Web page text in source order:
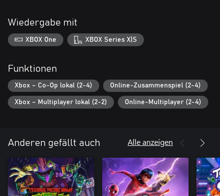
Bonus-Münzen - Schalte Team-Angriffe, Kostüme und mehr frei!
Alle Disney Infinity Figuren, Disney Infinity Bonus-Münzen und
3.0 Videospiel-Software.
Mehr Informationen findest du auf Disney.com/Infinity"
Wiedergabe mit
XBOX One XBOX Series X|S
Funktionen
Xbox – Co-Op lokal (2-4) Online-Zusammenspiel (2-4)
Xbox – Multiplayer lokal (2-2) Online-Multiplayer (2-4)
Anderen gefällt auch Alle anzeigen